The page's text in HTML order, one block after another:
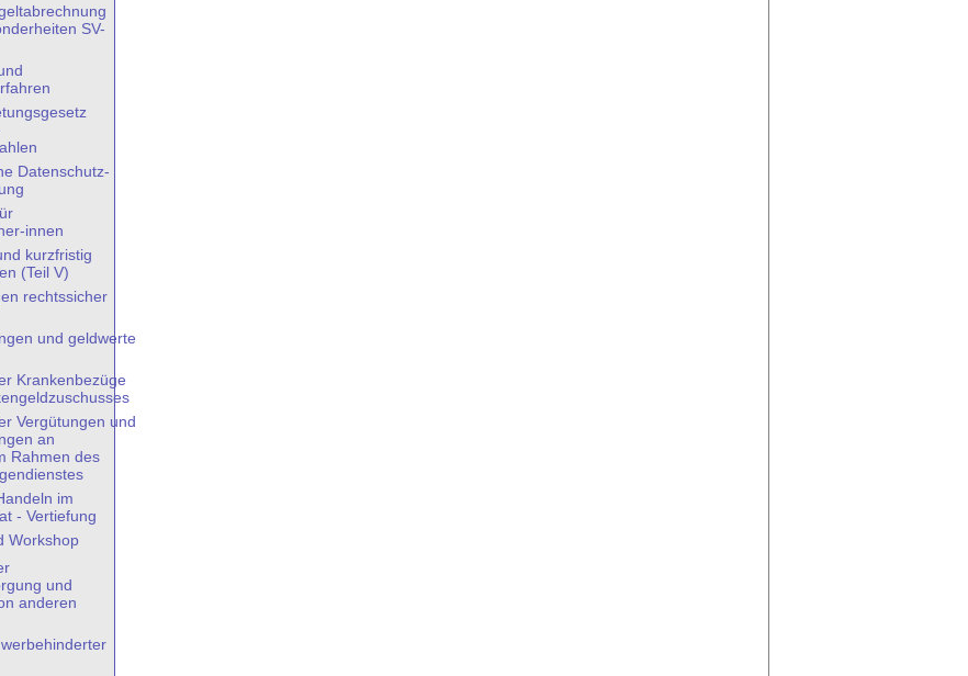
SV-
Datenschutz-
innen
kurzfristig
(Teil V)
rechtssicher
und geldwerte
Krankenbezüge
Vergütungen und
an
Rahmen des
im
- Vertiefung
Workshop
und
anderen